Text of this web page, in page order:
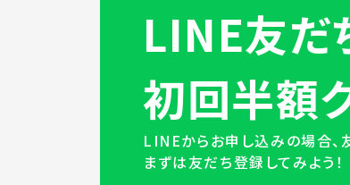
LINE友だ
初回半額
LINEからお申し込みの場合、
まずは友だち登録してみよう！